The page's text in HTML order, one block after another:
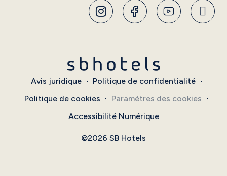
Avis juridique
Politique de confidentialité
Politique de cookies
Paramètres des cookies
Accessibilité Numérique
©2026 SB Hotels